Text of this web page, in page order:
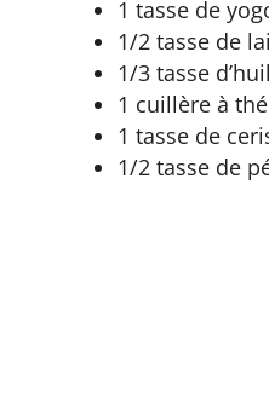
1 tasse de
1/2 tasse de
1/3 tasse
1 cuillère à
1 tasse de
1/2 tasse de